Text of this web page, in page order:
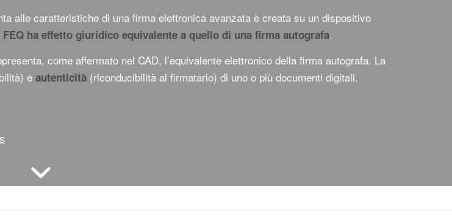
alle caratteristiche di una firma elettronica avanzata è creata su un dispositivo
FEQ ha effetto giuridico equivalente a quello di una firma autografa.
come affermato nel CAD, l’equivalente elettronico della firma autografa. La
e autenticità (riconducibilità al firmatario) di uno o più documenti digitali.